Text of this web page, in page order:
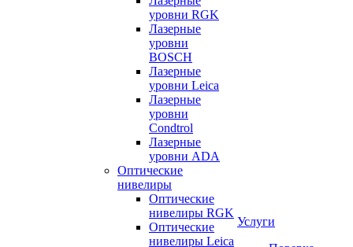
уровни RGK
Лазерные
уровни
BOSCH
Лазерные
уровни Leica
Лазерные
уровни
Condtrol
Лазерные
уровни ADA
Оптические
нивелиры
Оптические
нивелиры RGK
Оптические
нивелиры Leica
Услуги